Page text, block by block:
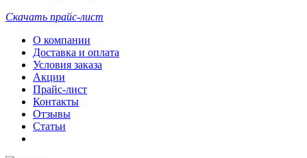
Скачать прайс-лист
О компании
Доставка и оплата
Условия заказа
Акции
Прайс-лист
Контакты
Отзывы
Статьи